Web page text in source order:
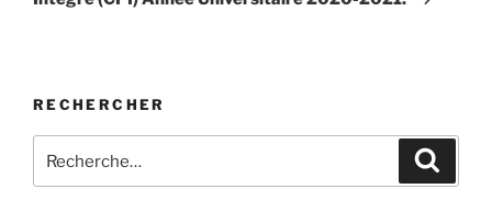
RECHERCHER
pour